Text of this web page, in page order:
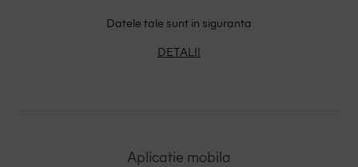
Datele tale sunt in siguranta
DETALII
Aplicatie mobila